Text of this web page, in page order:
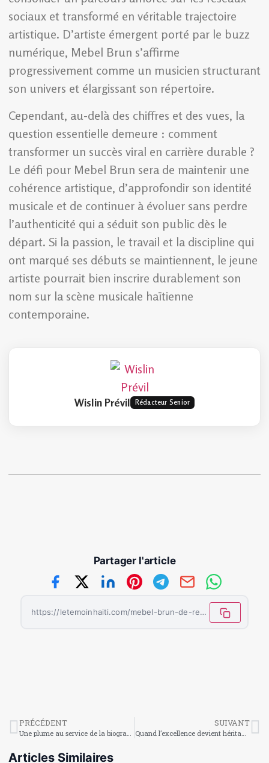
sociaux et transformé en véritable trajectoire
artistique. D’artiste émergent porté par le buzz
numérique, Mebel Brun s’affirme
progressivement comme un musicien structurant
son univers et élargissant son répertoire.
Cependant, au-delà des chiffres et des vues, la
question essentielle demeure : comment
transformer un succès viral en carrière durable ?
Le défi pour Mebel Brun sera de maintenir une
cohérence artistique, d’approfondir son identité
musicale et de continuer à évoluer sans perdre
l’authenticité qui a séduit son public dès le
départ. Si la passion, le travail et la discipline qui
ont marqué ses débuts se maintiennent, le jeune
artiste pourrait bien inscrire durablement son
nom sur la scène musicale haïtienne
contemporaine.
Wislin Prévil Rédacteur Senior
Partager l'article
https://letemoinhaiti.com/mebel-brun-de-revelation-des-reseaux-sociaux-a-fenomen/
PRÉCÉDENT
Une plume au service de la biographie de Jean-Pierre Boyer par Nancy Dubosse
SUIVANT
Quand l’excellence devient héritage : la grandeur d’une promotion 2026
Articles Similaires